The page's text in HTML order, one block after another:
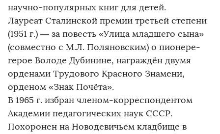
научно-популярных книг для детей.
Лауреат Сталинской премии третьей степени
(1951 г.) — за повесть «Улица младшего сына»
(совместно с М.Л. Поляновским) о пионере-
герое Володе Дубинине, награждён двумя
орденами Трудового Красного Знамени,
орденом «Знак Почёта».
В 1965 г. избран членом-корреспондентом
Академии педагогических наук СССР.
Похоронен на Новодевичьем кладбище в